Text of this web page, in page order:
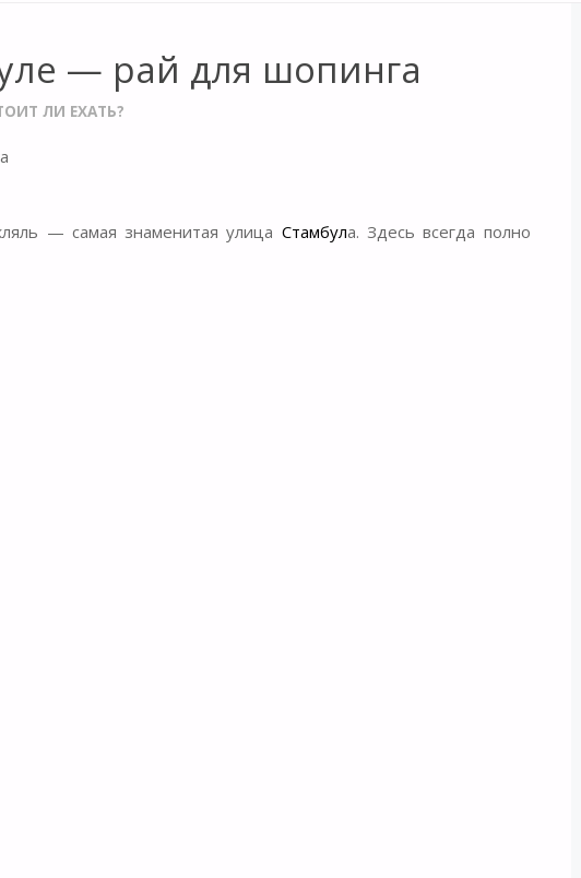
— рай для шопинга
ЛИ ЕХАТЬ?
— самая знаменитая улица Стамбула. Здесь всегда полно